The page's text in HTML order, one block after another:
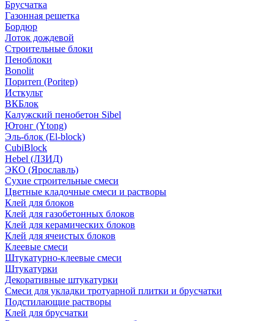
Брусчатка
Газонная решетка
Бордюр
Лоток дождевой
Строительные блоки
Пеноблоки
Bonolit
Поритеп (Poritep)
Исткульт
ВКБлок
Калужский пенобетон Sibel
Ютонг (Ytong)
Эль-блок (El-block)
CubiBlock
Hebel (ЛЗИД)
ЭКО (Ярославль)
Сухие строительные смеси
Цветные кладочные смеси и растворы
Клей для блоков
Клей для газобетонных блоков
Клей для керамических блоков
Клей для ячеистых блоков
Клеевые смеси
Штукатурно-клеевые смеси
Штукатурки
Декоративные штукатурки
Смеси для укладки тротуарной плитки и брусчатки
Подстилающие растворы
Клей для брусчатки